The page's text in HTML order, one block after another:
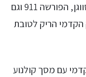
בקדמתו) כמו החיפושית של פולקסווגן, הפורשה 911 וגם
הקדמי הריק לטובת
עם מסך קולנוע